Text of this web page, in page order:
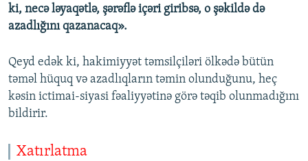
ki, necə ləyaqətlə, şərəflə içəri giribsə, o şəkildə də
azadlığını qazanacaq».
Qeyd edək ki, hakimiyyət təmsilçiləri ölkədə bütün
təməl hüquq və azadlıqların təmin olunduğunu, heç
kəsin ictimai-siyasi fəaliyyətinə görə təqib olunmadığını
bildirir.
Xatırlatma